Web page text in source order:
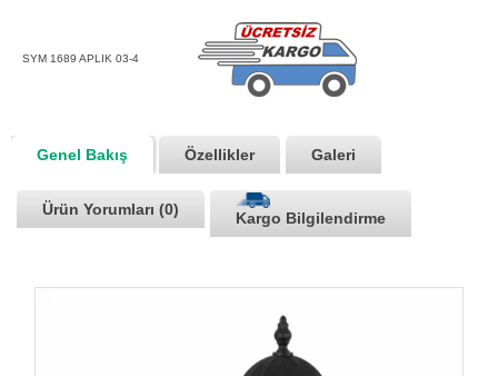
SYM 1689 APLIK 03-4
Genel Bakış Özellikler Galeri
Ürün Yorumları (0)
Kargo Bilgilendirme